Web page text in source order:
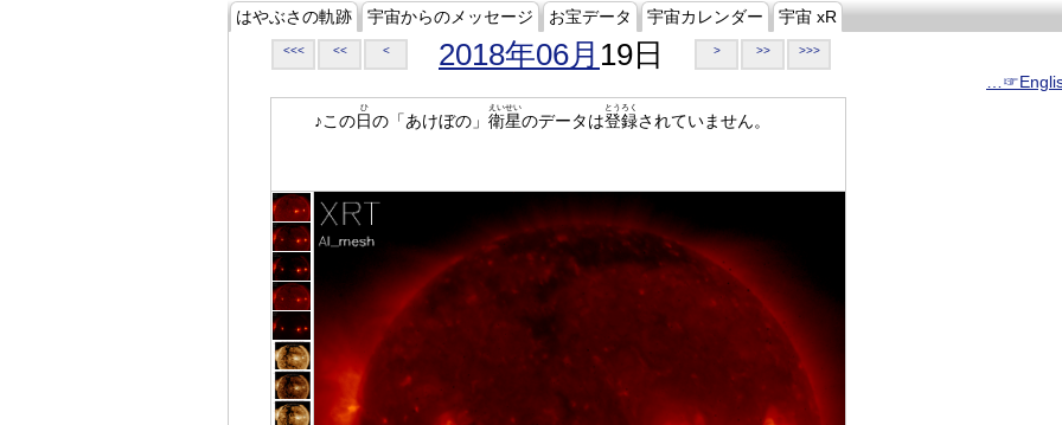
はやぶさの軌跡 宇宙からのメッセージ お宝データ 宇宙カレンダー 宇宙 xR
<<< << < 2018年06月 19日 > >> >>>
♪この日
ひ
の「あけぼの」 衛星
えいせい
のデータは登録
とうろく
されていません。